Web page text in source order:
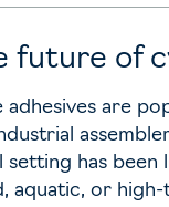
future of
adhesives are
setting has
aquatic, or